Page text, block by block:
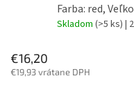
Farba: red,
Skladom (>5 ks) |
€16,20
€19,93 vrátane DPH